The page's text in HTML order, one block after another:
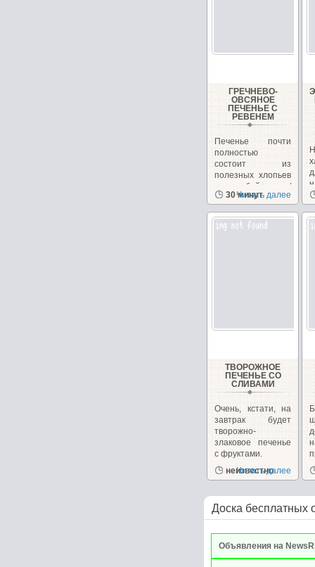
ГРЕЧНЕВО-
ОВСЯНОЕ
ПЕЧЕНЬЕ С
РЕВЕНЕМ
Печенье почти
полностью
состоит из
полезных хлопьев
и отрубей+орехи/
семечки,...
30 минут
Читать далее
ТВОРОЖНОЕ
ПЕЧЕНЬЕ СО
СЛИВАМИ
Очень, кстати, на
завтрак будет
творожно-
злаковое печенье
с фруктами.
неизвестно
Читать далее
Доска бесплатных
Объявления на